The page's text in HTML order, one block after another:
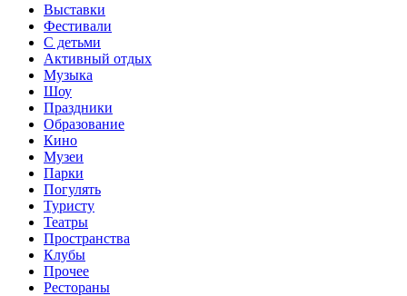
Выставки
Фестивали
С детьми
Активный отдых
Музыка
Шоу
Праздники
Образование
Кино
Музеи
Парки
Погулять
Туристу
Театры
Пространства
Клубы
Прочее
Рестораны